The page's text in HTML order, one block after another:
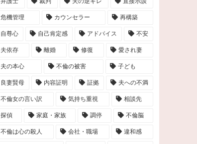
危機管理 カウンセラー 再構築
自尊心 自己肯定感 アドバイス 不安
夫依存 離婚 修復 愛され妻
夫の本心 不倫の被害 子ども
良妻賢母 内容証明 証拠 夫への不満
不倫女の言い訳 気持ち重視 相談先
探偵 家庭・家族 調停 不倫脳
不倫は心の殺人 会社・職場 違和感